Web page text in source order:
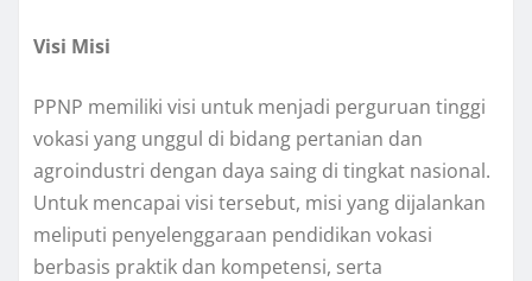
Visi Misi
PPNP memiliki visi untuk menjadi perguruan tinggi
vokasi yang unggul di bidang pertanian dan
agroindustri dengan daya saing di tingkat nasional.
Untuk mencapai visi tersebut, misi yang dijalankan
meliputi penyelenggaraan pendidikan vokasi
berbasis praktik dan kompetensi, serta